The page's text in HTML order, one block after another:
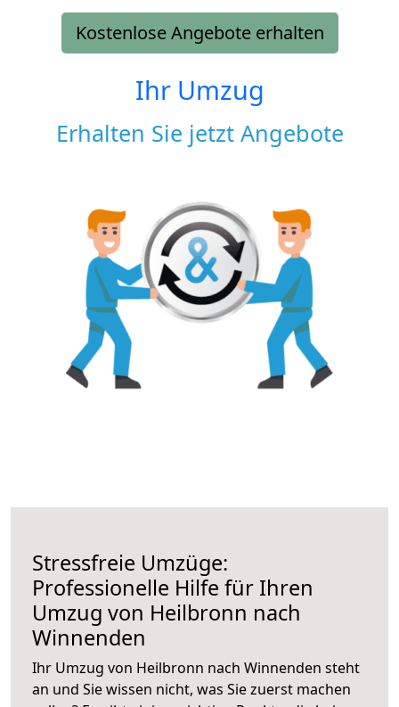
Kostenlose Angebote erhalten
Ihr Umzug
Erhalten Sie jetzt Angebote
Stressfreie Umzüge:
Professionelle Hilfe für Ihren
Umzug von Heilbronn nach
Winnenden
Ihr Umzug von Heilbronn nach Winnenden steht
an und Sie wissen nicht, was Sie zuerst machen